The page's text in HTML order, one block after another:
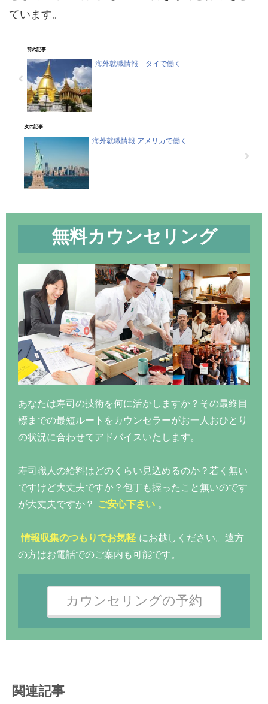
ています。
前の記事
海外就職情報 タイで働く
次の記事
海外就職情報 アメリカで働く
無料カウンセリング
あなたは寿司の技術を何に活かしますか？その最終目
標までの最短ルートをカウンセラーがお一人おひとり
の状況に合わせてアドバイスいたします。
寿司職人の給料はどのくらい見込めるのか？若く無い
ですけど大丈夫ですか？包丁も握ったこと無いのです
が大丈夫ですか？
ご安心下さい 。
情報収集のつもりでお気軽 にお越しください。遠方
の方はお電話でのご案内も可能です。
カウンセリングの予約
関連記事